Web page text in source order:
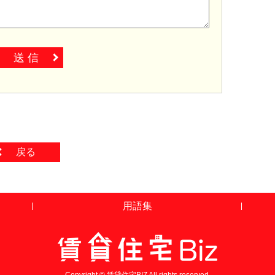
送 信
戻る
用語集